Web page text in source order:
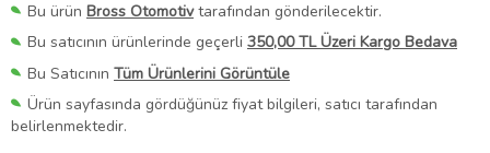
Bu ürün Bross Otomotivtarafından gönderilecektir.
Bu satıcının ürünlerinde geçerli 350,00 TL Üzeri Kargo Bedava
Bu Satıcının Tüm Ürünlerini Görüntüle
Ürün sayfasında gördüğünüz fiyat bilgileri, satıcı tarafından
belirlenmektedir.